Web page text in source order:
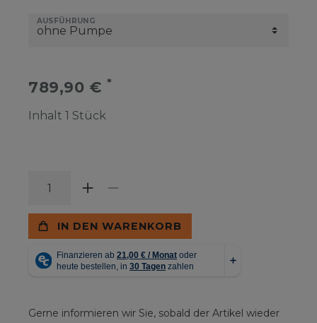
AUSFÜHRUNG
789,90 € *
Inhalt 1 Stück
IN DEN WARENKORB
Gerne informieren wir Sie, sobald der Artikel wieder